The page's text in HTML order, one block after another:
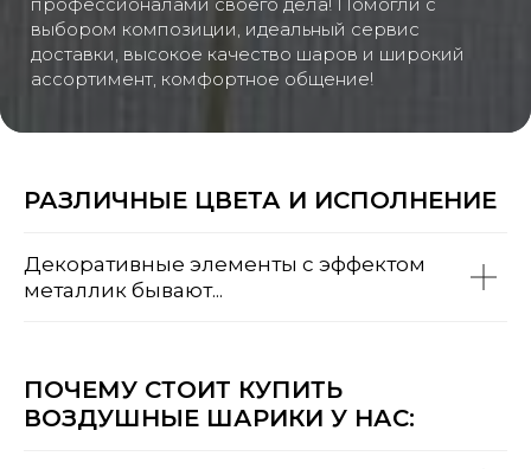
выбором композиции, идеальный сервис
доставки, высокое качество шаров и широкий
ассортимент, комфортное общение!
РАЗЛИЧНЫЕ ЦВЕТА И ИСПОЛНЕНИЕ
Декоративные элементы с эффектом
металлик бывают...
ПОЧЕМУ СТОИТ КУПИТЬ
ВОЗДУШНЫЕ ШАРИКИ У НАС: